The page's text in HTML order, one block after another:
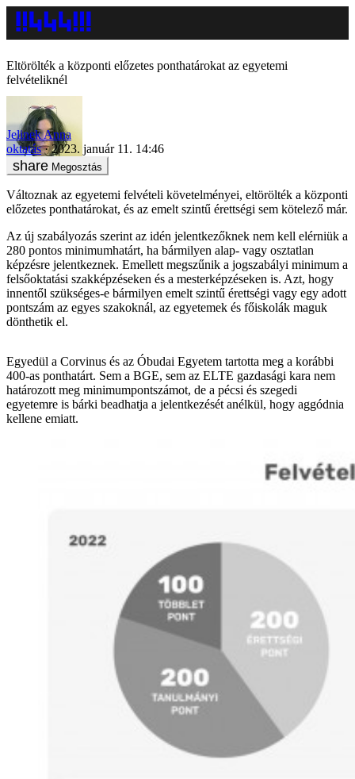
Eltörölték a központi előzetes ponthatárokat az egyetemi
felvételiknél
Jelinek Anna
oktatás
2023. január 11. 14:46
Megosztás
Változnak az egyetemi felvételi követelményei, eltörölték a központi
előzetes ponthatárokat, és az emelt szintű érettségi sem kötelező már.
Az új szabályozás szerint az idén jelentkezőknek nem kell elérniük a
280 pontos minimumhatárt, ha bármilyen alap- vagy osztatlan
képzésre jelentkeznek. Emellett megszűnik a jogszabályi minimum a
felsőoktatási szakképzéseken és a mesterképzéseken is. Azt, hogy
innentől szükséges-e bármilyen emelt szintű érettségi vagy egy adott
pontszám az egyes szakoknál, az egyetemek és főiskolák maguk
dönthetik el.
Egyedül a Corvinus és az Óbudai Egyetem tartotta meg a korábbi
400-as ponthatárt. Sem a BGE, sem az ELTE gazdasági kara nem
határozott meg minimumpontszámot, de a pécsi és szegedi
egyetemre is bárki beadhatja a jelentkezését anélkül, hogy aggódnia
kellene emiatt.